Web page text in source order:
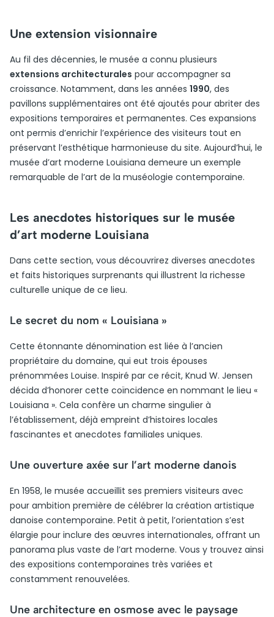
Une extension visionnaire
Au fil des décennies, le musée a connu plusieurs
extensions architecturales pour accompagner sa
croissance. Notamment, dans les années 1990, des
pavillons supplémentaires ont été ajoutés pour abriter des
expositions temporaires et permanentes. Ces expansions
ont permis d’enrichir l’expérience des visiteurs tout en
préservant l’esthétique harmonieuse du site. Aujourd’hui, le
musée d’art moderne Louisiana demeure un exemple
remarquable de l’art de la muséologie contemporaine.
Les anecdotes historiques sur le musée
d’art moderne Louisiana
Dans cette section, vous découvrirez diverses anecdotes
et faits historiques surprenants qui illustrent la richesse
culturelle unique de ce lieu.
Le secret du nom « Louisiana »
Cette étonnante dénomination est liée à l’ancien
propriétaire du domaine, qui eut trois épouses
prénommées Louise. Inspiré par ce récit, Knud W. Jensen
décida d’honorer cette coïncidence en nommant le lieu «
Louisiana ». Cela confère un charme singulier à
l’établissement, déjà empreint d’histoires locales
fascinantes et anecdotes familiales uniques.
Une ouverture axée sur l’art moderne danois
En 1958, le musée accueillit ses premiers visiteurs avec
pour ambition première de célébrer la création artistique
danoise contemporaine. Petit à petit, l’orientation s’est
élargie pour inclure des œuvres internationales, offrant un
panorama plus vaste de l’art moderne. Vous y trouvez ainsi
des expositions contemporaines très variées et
constamment renouvelées.
Une architecture en osmose avec le paysage